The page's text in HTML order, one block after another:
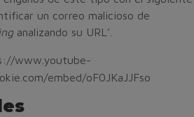
un correo malicioso de
analizando su URL’.
www.youtube-
embed/oF0JKaJJFso